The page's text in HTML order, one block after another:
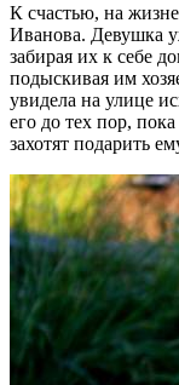
К счастью, на
Иванова. Девушка
забирая их к себе
подыскивая им
увидела на улице
его до тех пор,
захотят подарить